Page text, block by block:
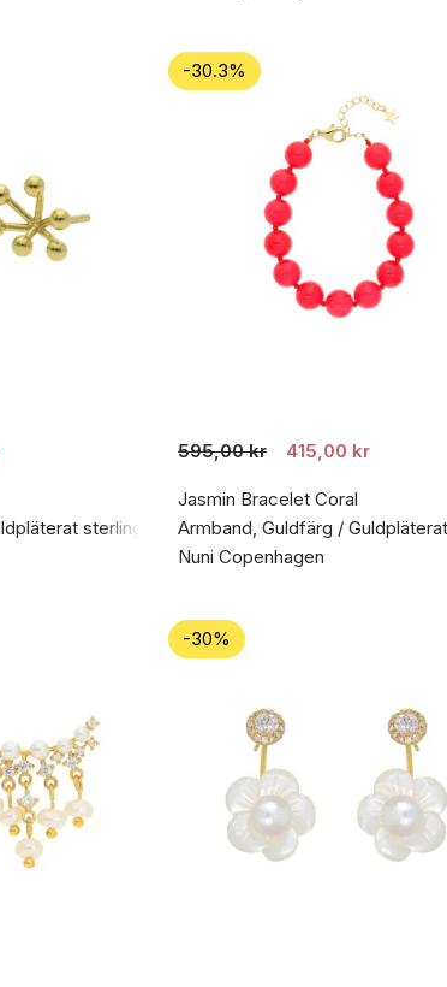
sterlingsilver 925
-30.3%
595,00 kr 415,00 kr
Jasmin Bracelet Coral
Armband, Guldfärg /
Nuni Copenhagen
-30%